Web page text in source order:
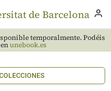
temporalmente. Podéis
unebook.es